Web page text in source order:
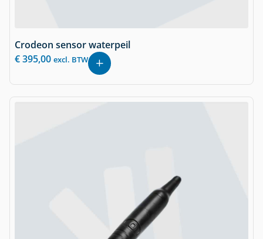
Crodeon sensor waterpeil
€395,00 excl. BTW